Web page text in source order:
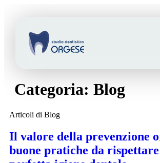
Categoria: Blog
Articoli di Blog
Il valore della prevenzione
buone pratiche da